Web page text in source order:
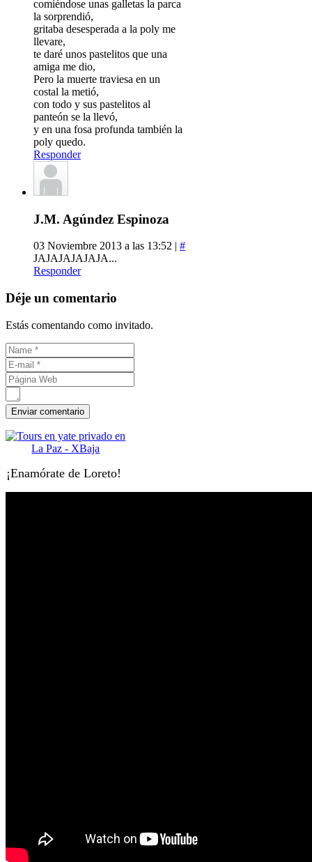
comiéndose unas galletas la parca
la sorprendió,
gritaba desesperada a la poly me
llevare,
te daré unos pastelitos que una
amiga me dio,
Pero la muerte traviesa en un
costal la metió,
con todo y sus pastelitos al
panteón se la llevó,
y en una fosa profunda también la
poly quedo.
Responder
J.M. Agúndez Espinoza
03 Noviembre 2013 a las 13:52 | #
JAJAJAJAJAJA...
Responder
Déje un comentario
Estás comentando como invitado.
¡Enamórate de Loreto!